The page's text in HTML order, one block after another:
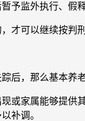
予监外执行、假
才可以继续按判
后，那么基本养
或家属能够提供
补调。